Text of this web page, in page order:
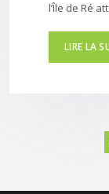
l’Île de Ré
LIRE LA